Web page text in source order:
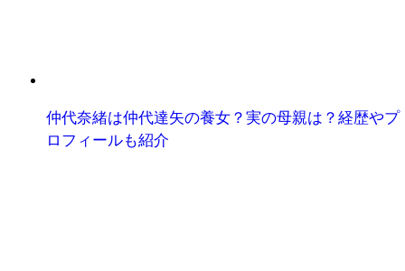
仲代奈緒は仲代達矢の養女？実の母親は？経歴やプ
ロフィールも紹介